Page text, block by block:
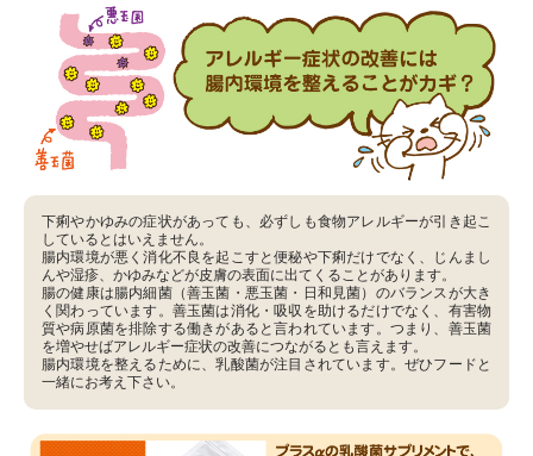
下痢やかゆみの症状があっても、必ずしも食物アレルギーが引き起こ
しているとはいえません。
腸内環境が悪く消化不良を起こすと便秘や下痢だけでなく、じんまし
んや湿疹、かゆみなどが皮膚の表面に出てくることがあります。
腸の健康は腸内細菌（善玉菌・悪玉菌・日和見菌）のバランスが大き
く関わっています。善玉菌は消化・吸収を助けるだけでなく、有害物
質や病原菌を排除する働きがあると言われています。つまり、善玉菌
を増やせばアレルギー症状の改善につながるとも言えます。
腸内環境を整えるために、乳酸菌が注目されています。ぜひフードと
一緒にお考え下さい。